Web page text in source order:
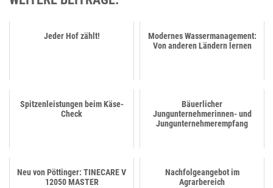
Jeder Hof zählt!
Modernes Wassermanagement:
Von anderen Ländern lernen
Spitzenleistungen beim Käse-
Check
Bäuerlicher
Jungunternehmerinnen- und
Jungunternehmerempfang
Neu von Pöttinger: TINECARE V
12050 MASTER
Nachfolgeangebot im
Agrarbereich